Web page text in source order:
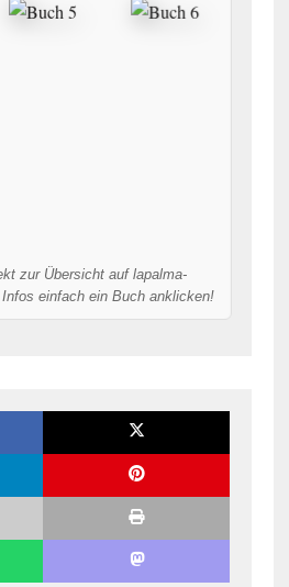
zur Übersicht auf lapalma-
einfach ein Buch anklicken!